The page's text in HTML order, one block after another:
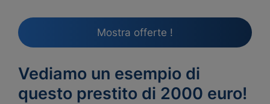
Mostra offerte !
Vediamo un esempio di
questo prestito di 2000 euro!